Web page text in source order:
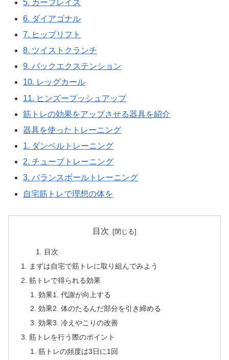
5. カーフレイズ
6. ダイアゴナル
7. ヒップリフト
8. ツイストクランチ
9. バックエクステンション
10. レッグカール
11. ヒンズープッシュアップ
筋トレの効果をアップさせる器具を紹介
器具を使ったトレーニング
1. ダンベルトレーニング
2. チューブトレーニング
3. バランスボールトレーニング
自宅筋トレで理想の体を
目次
目次
まずは自宅で筋トレに取り組んでみよう
筋トレで得られる効果
効果1. 代謝が向上する
効果2. 体のたるんだ部分を引き締める
効果3. 冷えやこりの改善
筋トレを行う際のポイント
筋トレの頻度は3日に1回